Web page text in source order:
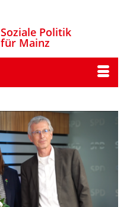
Soziale Politik
für Mainz